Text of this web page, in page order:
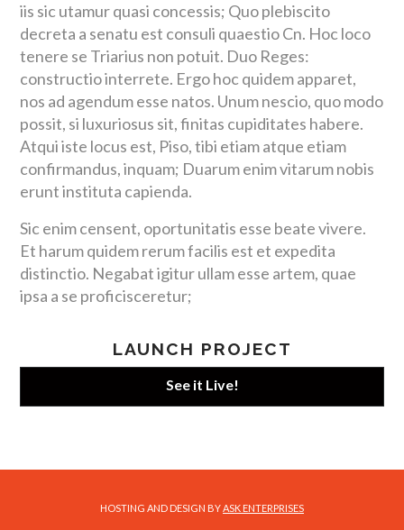
iis sic utamur quasi concessis; Quo plebiscito
decreta a senatu est consuli quaestio Cn. Hoc loco
tenere se Triarius non potuit. Duo Reges:
constructio interrete. Ergo hoc quidem apparet,
nos ad agendum esse natos. Unum nescio, quo modo
possit, si luxuriosus sit, finitas cupiditates habere.
Atqui iste locus est, Piso, tibi etiam atque etiam
confirmandus, inquam; Duarum enim vitarum nobis
erunt instituta capienda.
Sic enim censent, oportunitatis esse beate vivere.
Et harum quidem rerum facilis est et expedita
distinctio. Negabat igitur ullam esse artem, quae
ipsa a se proficisceretur;
LAUNCH PROJECT
See it Live!
HOSTING AND DESIGN BYASK ENTERPRISES